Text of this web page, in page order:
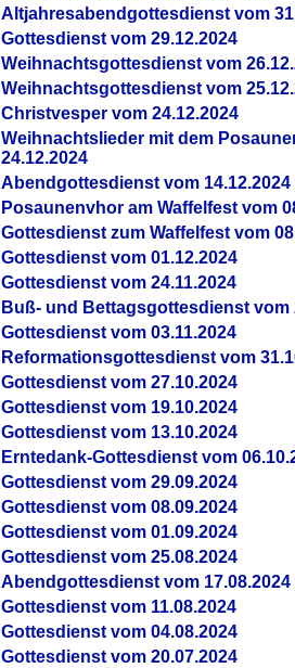
Altjahresabendgottesdienst vom
Gottesdienst vom 29.12.2024
Weihnachtsgottesdienst vom
Weihnachtsgottesdienst vom
Christvesper vom 24.12.2024
Weihnachtslieder mit dem
24.12.2024
Abendgottesdienst vom 14.12.2024
Posaunenvhor am Waffelfest vom
Gottesdienst zum Waffelfest vom
Gottesdienst vom 01.12.2024
Gottesdienst vom 24.11.2024
Buß- und Bettagsgottesdienst vom
Gottesdienst vom 03.11.2024
Reformationsgottesdienst vom
Gottesdienst vom 27.10.2024
Gottesdienst vom 19.10.2024
Gottesdienst vom 13.10.2024
Erntedank-Gottesdienst vom
Gottesdienst vom 29.09.2024
Gottesdienst vom 08.09.2024
Gottesdienst vom 01.09.2024
Gottesdienst vom 25.08.2024
Abendgottesdienst vom 17.08.2024
Gottesdienst vom 11.08.2024
Gottesdienst vom 04.08.2024
Gottesdienst vom 20.07.2024